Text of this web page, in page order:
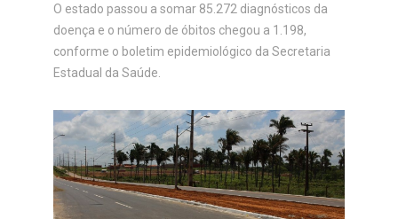
O estado passou a somar 85.272 diagnósticos da
doença e o número de óbitos chegou a 1.198,
conforme o boletim epidemiológico da Secretaria
Estadual da Saúde.